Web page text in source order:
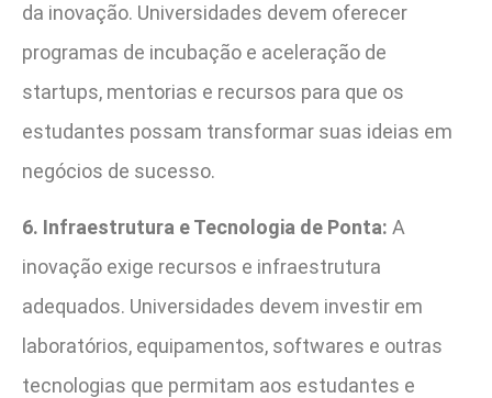
da inovação. Universidades devem oferecer
programas de incubação e aceleração de
startups, mentorias e recursos para que os
estudantes possam transformar suas ideias em
negócios de sucesso.
6. Infraestrutura e Tecnologia de Ponta: A
inovação exige recursos e infraestrutura
adequados. Universidades devem investir em
laboratórios, equipamentos, softwares e outras
tecnologias que permitam aos estudantes e